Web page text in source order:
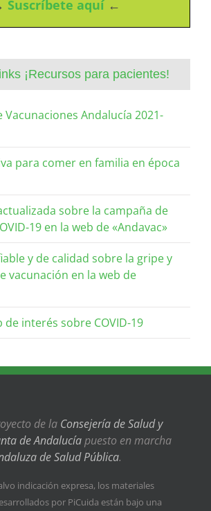
Suscríbete aquí ←
¡Recursos para pacientes!
Vacunaciones Andalucía 2021-
para comer en familia en época
sobre la campaña de
19 en la web de «Andavac»
y de calidad sobre la gripe y
vacunación en la web de
de interés sobre COVID-19
de la Consejería de Salud y
de Andalucíapuesto en marcha
de Salud Pública.
indicación expresa, los materiales
por PiCuida están bajo una